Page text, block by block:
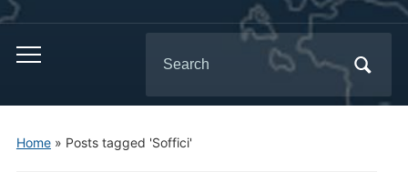
for:
Home» Posts tagged 'Soffici'